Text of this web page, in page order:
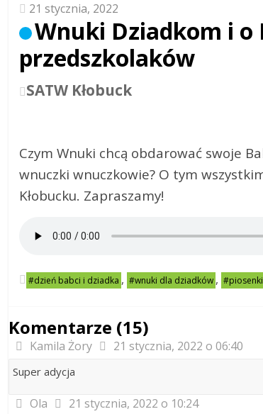
21 stycznia, 2022
Wnuki Dziadkom i o
przedszkolaków
SATW Kłobuck
Czym Wnuki chcą obdarować swoje
wnuczki wnuczkowie? O tym
Kłobucku. Zapraszamy!
#dzień babci i dziadka , #wnuki dla dziadków ,
Komentarze (15)
Kamila Żory 21 stycznia, 2022 o 06:40
Super adycja
Ola 21 stycznia, 2022 o 10:24